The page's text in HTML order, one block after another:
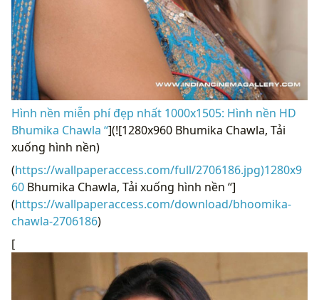
Hình nền miễn phí đẹp nhất 1000x1505: Hình nền HD
Bhumika Chawla “](![1280x960 Bhumika Chawla, Tải
xuống hình nền)
(https://wallpaperaccess.com/full/2706186.jpg)1280x9
60 Bhumika Chawla, Tải xuống hình nền “]
(https://wallpaperaccess.com/download/bhoomika-
chawla-2706186)
[